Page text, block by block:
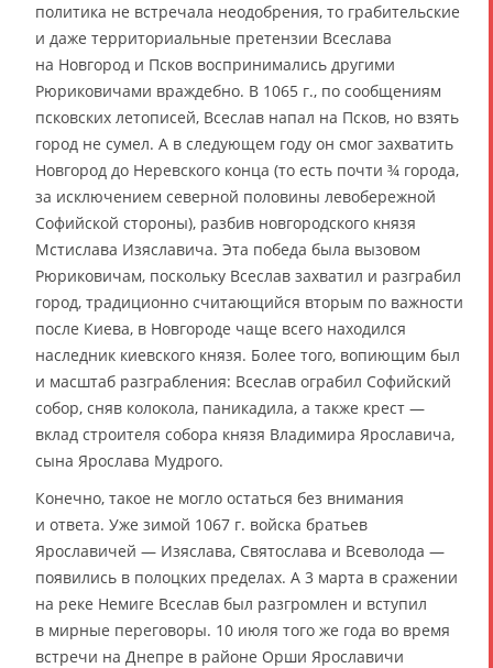
политика не встречала неодобрения, то грабительские
и даже территориальные претензии Всеслава
на Новгород и Псков воспринимались другими
Рюриковичами враждебно. В 1065 г., по сообщениям
псковских летописей, Всеслав напал на Псков, но взять
город не сумел. А в следующем году он смог захватить
Новгород до Неревского конца (то есть почти ¾ города,
за исключением северной половины левобережной
Софийской стороны), разбив новгородского князя
Мстислава Изяславича. Эта победа была вызовом
Рюриковичам, поскольку Всеслав захватил и разграбил
город, традиционно считающийся вторым по важности
после Киева, в Новгороде чаще всего находился
наследник киевского князя. Более того, вопиющим был
и масштаб разграбления: Всеслав ограбил Софийский
собор, сняв колокола, паникадила, а также крест —
вклад строителя собора князя Владимира Ярославича,
сына Ярослава Мудрого.
Конечно, такое не могло остаться без внимания
и ответа. Уже зимой 1067 г. войска братьев
Ярославичей — Изяслава, Святослава и Всеволода —
появились в полоцких пределах. А 3 марта в сражении
на реке Немиге Всеслав был разгромлен и вступил
в мирные переговоры. 10 июля того же года во время
встречи на Днепре в районе Орши Ярославичи